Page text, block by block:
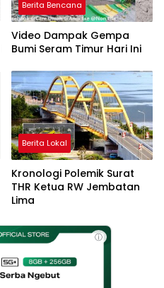
Berita Bencana
Video Dampak Gempa
Bumi Seram Timur Hari Ini
Berita Lokal
Kronologi Polemik Surat
THR Ketua RW Jembatan
Lima
ⓘ